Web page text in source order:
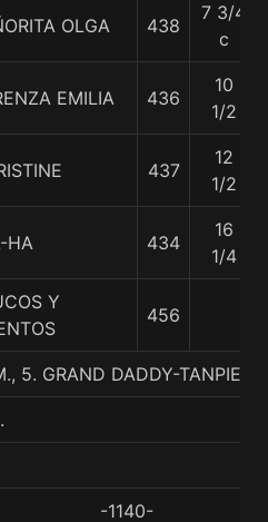
OLGA 438
7 3/4
c
EMILIA 436
10
1/2
437
12
1/2
HA 434
16
1/4
Y
456
5. GRAND DADDY-
-1140-